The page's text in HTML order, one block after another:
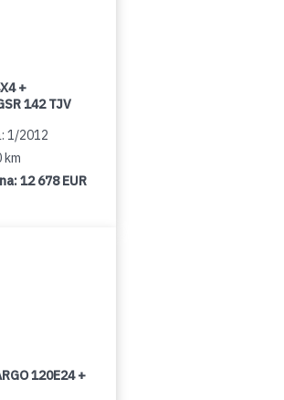
+
142 TJV
1/2012
km
12 678 EUR
120E24 +